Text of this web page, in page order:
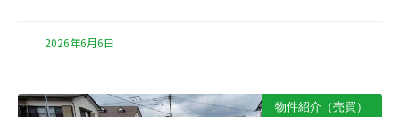
2026年6月6日
物件紹介（売買）